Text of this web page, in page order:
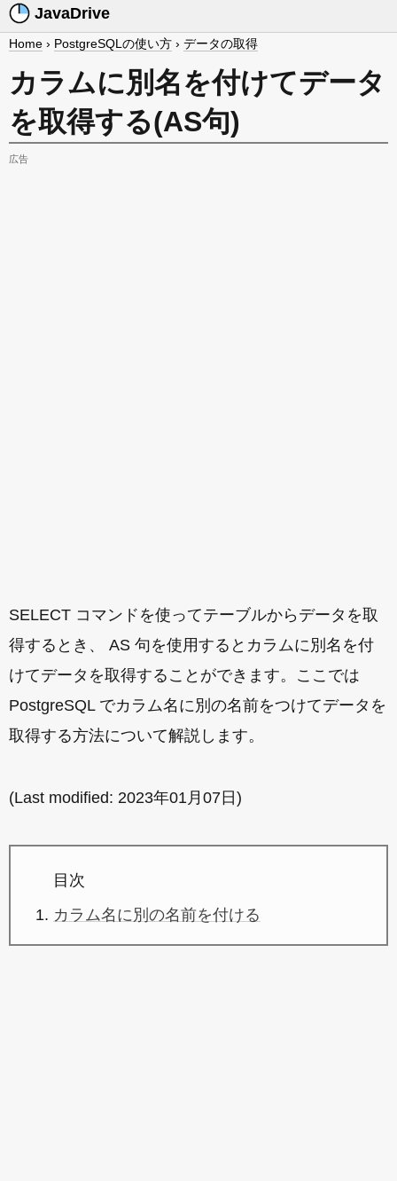
JavaDrive
Home › PostgreSQLの使い方 › データの取得
カラムに別名を付けてデータ
を取得する(AS句)
広告
SELECT コマンドを使ってテーブルからデータを取
得するとき、 AS 句を使用するとカラムに別名を付
けてデータを取得することができます。ここでは
PostgreSQL でカラム名に別の名前をつけてデータを
取得する方法について解説します。
(Last modified: 2023年01月07日 )
目次
カラム名に別の名前を付ける